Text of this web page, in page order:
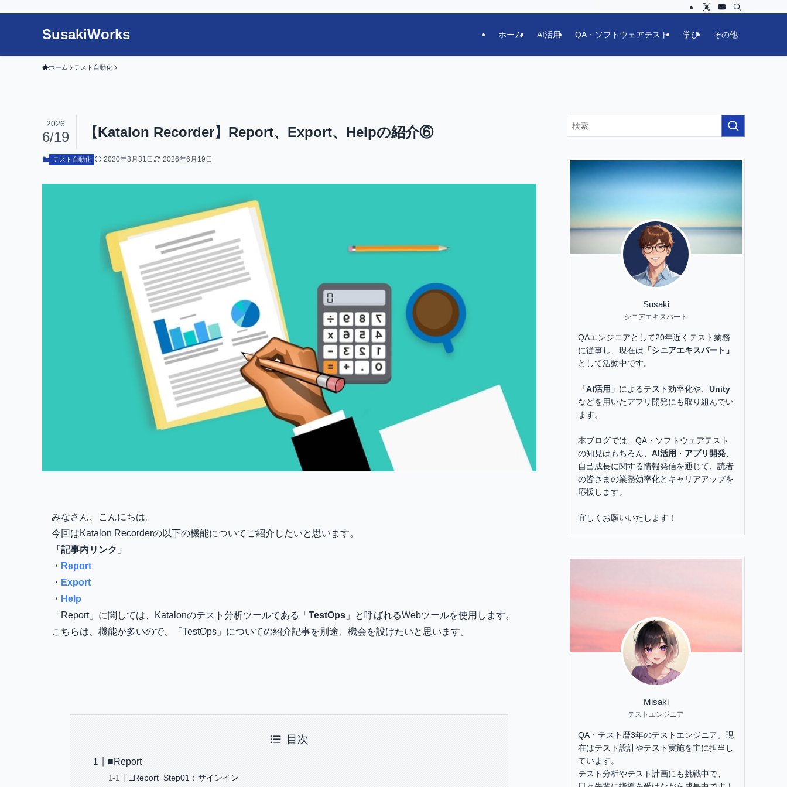
SusakiWorks ホーム AI活用 QA・ソフトウェアテスト 学び その他
ホーム テスト自動化
【Katalon Recorder】Report、Export、Helpの紹介⑥
2026
6/19
テスト自動化 2020年8月31日 2026年6月19日
みなさん、こんにちは。
今回はKatalon Recorderの以下の機能についてご紹介したいと思います。
「記事内リンク」
・ Report
・ Export
・ Help
「Report」に関しては、Katalonのテスト分析ツールである「 TestOps 」と呼ばれるWebツールを使用します。
こちらは、機能が多いので、「TestOps」についての紹介記事を別途、機会を設けたいと思います。
目次
■Report
□Report_Step01：サインイン
Susaki
シニアエキスパート
QAエンジニアとして20年近くテスト業務
に従事し、現在は 「シニアエキスパート」
として活動中です。
「AI活用」 によるテスト効率化や、 Unity
などを用いたアプリ開発にも取り組んでい
ます。
本ブログでは、QA・ソフトウェアテスト
の知見はもちろん、 AI活用 ・ アプリ開発
自己成長に関する情報発信を通じて、読者
の皆さまの業務効率化とキャリアアップを
応援します。
宜しくお願いいたします！
Misaki
テストエンジニア
QA・テスト暦3年のテストエンジニア。現
在はテスト設計やテスト実施を主に担当し
ています。
テスト分析やテスト計画にも挑戦中で、